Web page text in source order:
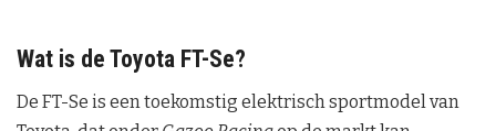
Wat is de Toyota FT-Se?
De FT-Se is een toekomstig elektrisch sportmodel van